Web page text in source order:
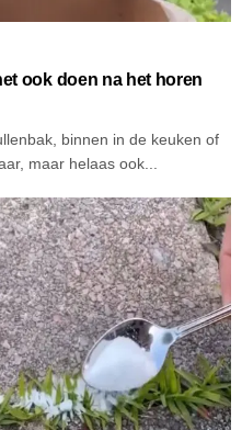
ook doen na het horen
binnen in de keuken of
maar helaas ook...